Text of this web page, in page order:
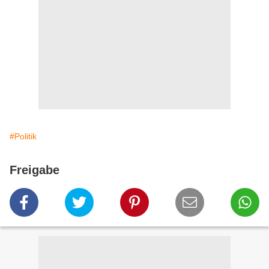
#Politik
Freigabe